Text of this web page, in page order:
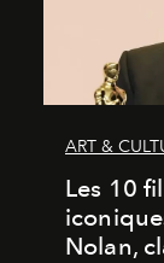
ART &
Les 10
Nolan,